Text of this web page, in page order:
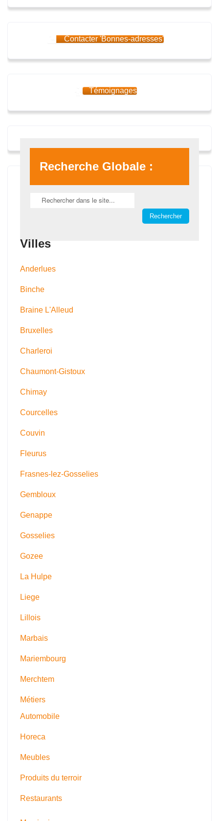
Contacter 'Bonnes-adresses'
Témoignages
Recherche Globale :
Villes
Anderlues
Binche
Braine L'Alleud
Bruxelles
Charleroi
Chaumont-Gistoux
Chimay
Courcelles
Couvin
Fleurus
Frasnes-lez-Gosselies
Gembloux
Genappe
Gosselies
Gozee
La Hulpe
Liege
Lillois
Marbais
Mariembourg
Merchtem
Métiers
Automobile
Horeca
Meubles
Produits du terroir
Restaurants